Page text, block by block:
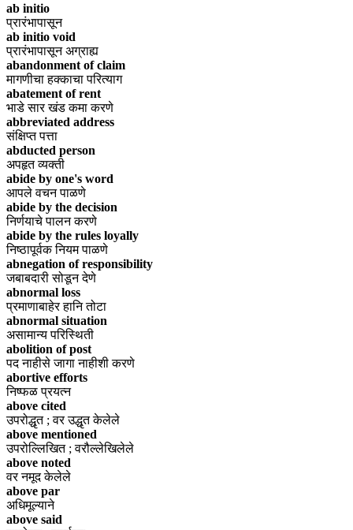
ab initio
प्रारंभापासून
ab initio void
प्रारंभापासून अग्राह्य
abandonment of claim
मागणीचा हक्काचा परित्याग
abatement of rent
भाडे सार खंड कमा करणे
abbreviated address
संक्षिप्त पत्ता
abducted person
अपहृत व्यक्ती
abide by one's word
आपले वचन पाळणे
abide by the decision
निर्णयाचे पालन करणे
abide by the rules loyally
निष्ठापूर्वक नियम पाळणे
abnegation of responsibility
जबाबदारी सोडून देणे
abnormal loss
प्रमाणाबाहेर हानि तोटा
abnormal situation
असामान्य परिस्थिती
abolition of post
पद नाहीसे जागा नाहीशी करणे
abortive efforts
निष्फळ प्रयत्न
above cited
उपरोद्धृत ; वर उद्धृत केलेले
above mentioned
उपरोल्लिखित ; वरौल्लेखिलेले
above noted
वर नमूद केलेले
above par
अधिमूल्याने
above said